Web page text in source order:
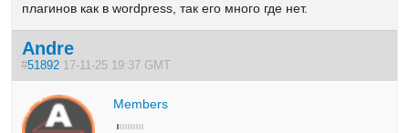
плагинов как в wordpress, так его много где нет.
Andre
#51892 17-11-25 19:37 GMT
Members